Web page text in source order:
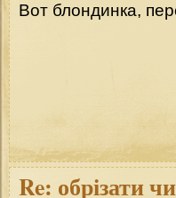
Вот блондинка,
Re: обрізати